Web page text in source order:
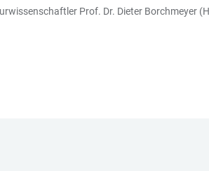
Prof. Dr. Dieter Borchmeyer